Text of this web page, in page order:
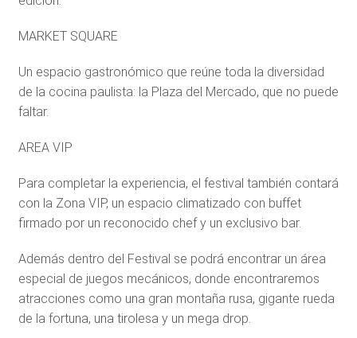
MARKET SQUARE
Un espacio gastronómico que reúne toda la diversidad
de la cocina paulista: la Plaza del Mercado, que no puede
faltar.
AREA VIP
Para completar la experiencia, el festival también contará
con la Zona VIP, un espacio climatizado con buffet
firmado por un reconocido chef y un exclusivo bar.
Además dentro del Festival se podrá encontrar un área
especial de juegos mecánicos, donde encontraremos
atracciones como una gran montaña rusa, gigante rueda
de la fortuna, una tirolesa y un mega drop.